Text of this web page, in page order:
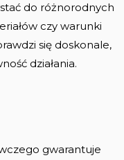
do różnorodnych
czy warunki
się doskonale,
działania.
gwarantuje